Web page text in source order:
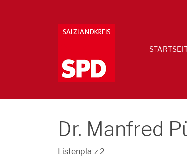
Dr. Manfred
Listenplatz 2